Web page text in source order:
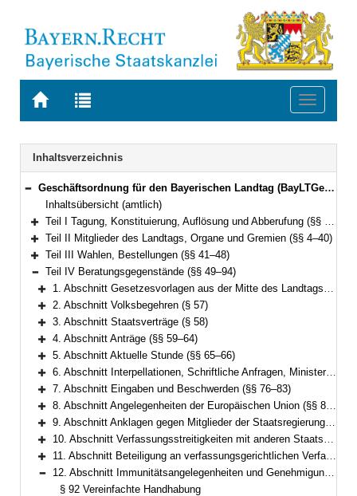
Zur
BAYERN.RECHT
Zur
letzten
Suche
Toggle
Navigation
Inhaltsverzeichnis
Bereich reduzieren
Geschäftsordnung für den Bayerischen Landtag (BayLTGeschO) in der Fassung der Bekanntmachung vom 14. August 2009 (GVBl. S. 420) BayRS 1100-3-I (§§ 1–195)
Inhaltsübersicht (amtlich)
Bereich erweitern
Teil I Tagung, Konstituierung, Auflösung und Abberufung (§§ 1–3)
Bereich erweitern
Teil II Mitglieder des Landtags, Organe und Gremien (§§ 4–40)
Bereich erweitern
Teil III Wahlen, Bestellungen (§§ 41–48)
Bereich reduzieren
Teil IV Beratungsgegenstände (§§ 49–94)
Bereich erweitern
1. Abschnitt Gesetzesvorlagen aus der Mitte des Landtags und der Staatsregierung (§§ 49–56)
Bereich erweitern
2. Abschnitt Volksbegehren (§ 57)
Bereich erweitern
3. Abschnitt Staatsverträge (§ 58)
Bereich erweitern
4. Abschnitt Anträge (§§ 59–64)
Bereich erweitern
5. Abschnitt Aktuelle Stunde (§§ 65–66)
Bereich erweitern
6. Abschnitt Interpellationen, Schriftliche Anfragen, Ministerin- oder Ministerbefragung, Anfragen zum Plenum sowie Unmittelbare Auskunftsverlangen (§§ 67–75)
Bereich erweitern
7. Abschnitt Eingaben und Beschwerden (§§ 76–83)
Bereich erweitern
8. Abschnitt Angelegenheiten der Europäischen Union (§§ 83a–83d)
Bereich erweitern
9. Abschnitt Anklagen gegen Mitglieder der Staatsregierung oder des Landtags (§§ 84–86)
Bereich erweitern
10. Abschnitt Verfassungsstreitigkeiten mit anderen Staatsorganen, abstrakte Normenkontrolle (Art. 93 Abs. 1 Nr. 2a GG) und Kompetenzfreigabeverfahren (Art. 93 Abs. 2 GG) (§§ 87–89)
Bereich erweitern
11. Abschnitt Beteiligung an verfassungsgerichtlichen Verfahren (§§ 90–91)
Bereich reduzieren
12. Abschnitt Immunitätsangelegenheiten und Genehmigung zur Zeugenvernehnung (§§ 92–93a)
§ 92 Vereinfachte Handhabung